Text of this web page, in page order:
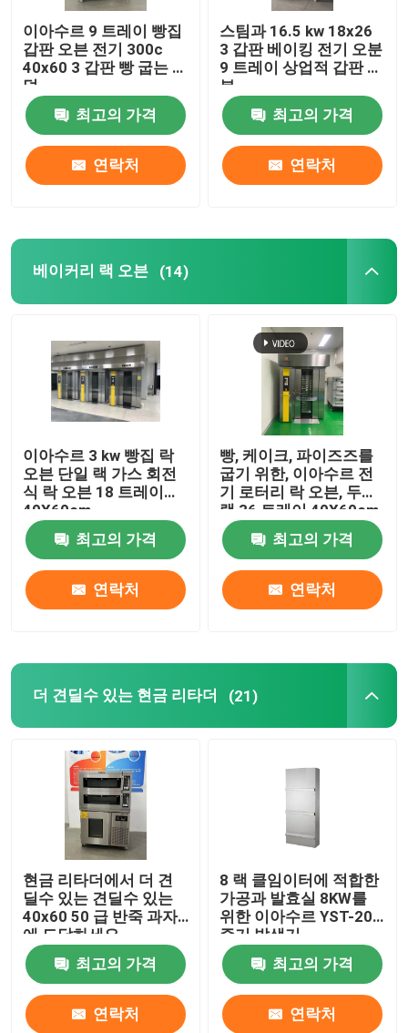
현금 판자공 기계
상업용 유성 믹서
상업적 입형결빙기
빵 슬라이서 기계
이아수르 9 트레이 빵집
갑판 오븐 전기 300c
40x60 3 갑판 빵 굽는 화
덕
최고의 가격
연락처
스팀과 16.5 kw 18x26
3 갑판 베이킹 전기 오분
9 트레이 상업적 갑판 오
븐
최고의 가격
연락처
베이커리 랙 오븐 (14)
이아수르 3 kw 빵집 락
오븐 단일 랙 가스 회전
식 락 오븐 18 트레이
40X60cm
최고의 가격
연락처
빵, 케이크, 파이즈즈를
굽기 위한, 이아수르 전
기 로터리 락 오븐, 두배
랙 36 트레이 40X60cm
최고의 가격
연락처
더 견딜수 있는 현금 리타더 (21)
현금 리타더에서 더 견
딜수 있는 견딜수 있는
40x60 50 급 반죽 과자
에 도달하세요
최고의 가격
연락처
8 랙 클임이터에 적합한
가공과 발효실 8KW를
위한 이아수르 YST-200
증기 발생기
최고의 가격
연락처